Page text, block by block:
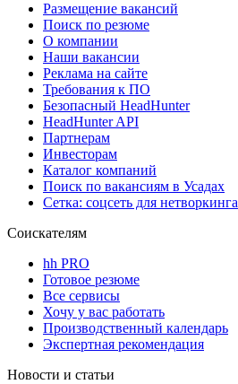
Размещение вакансий
Поиск по резюме
О компании
Наши вакансии
Реклама на сайте
Требования к ПО
Безопасный HeadHunter
HeadHunter API
Партнерам
Инвесторам
Каталог компаний
Поиск по вакансиям в Усадах
Сетка: соцсеть для нетворкинга
Соискателям
hh PRO
Готовое резюме
Все сервисы
Хочу у вас работать
Производственный календарь
Экспертная рекомендация
Новости и статьи